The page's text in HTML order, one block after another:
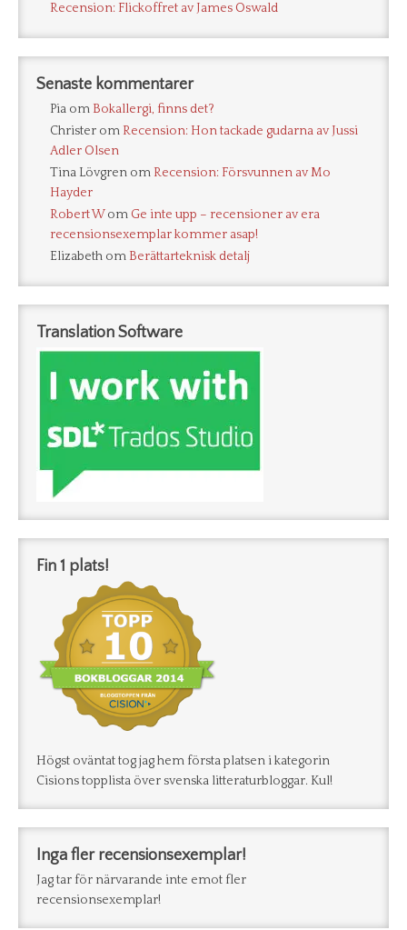
Recension: Flickoffret av James Oswald
Senaste kommentarer
Pia om Bokallergi, finns det?
Christer om Recension: Hon tackade gudarna av Jussi
Adler Olsen
Tina Lövgren om Recension: Försvunnen av Mo
Hayder
Robert Wom Ge inte upp – recensioner av era
recensionsexemplar kommer asap!
Elizabeth om Berättarteknisk detalj
Translation Software
Fin 1 plats!
Högst oväntat tog jag hem första platsen i kategorin
Cisions topplista över svenska litteraturbloggar. Kul!
Inga fler recensionsexemplar!
Jag tar för närvarande inte emot fler
recensionsexemplar!